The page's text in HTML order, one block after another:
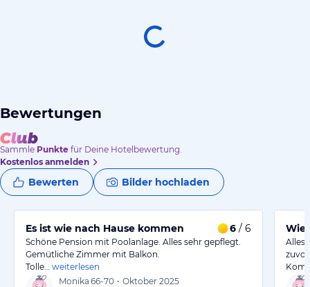
Bewertungen
Sammle Punkte für Deine Hotelbewertung.
Kostenlos anmelden
Bewerten Bilder hochladen
Es ist wie nach Hause kommen 6 / 6
Schöne Pension mit Poolanlage. Alles sehr gepflegt.
Gemütliche Zimmer mit Balkon.
Tolle…
weiterlesen
Monika 66-70 • Oktober 2025
Alles